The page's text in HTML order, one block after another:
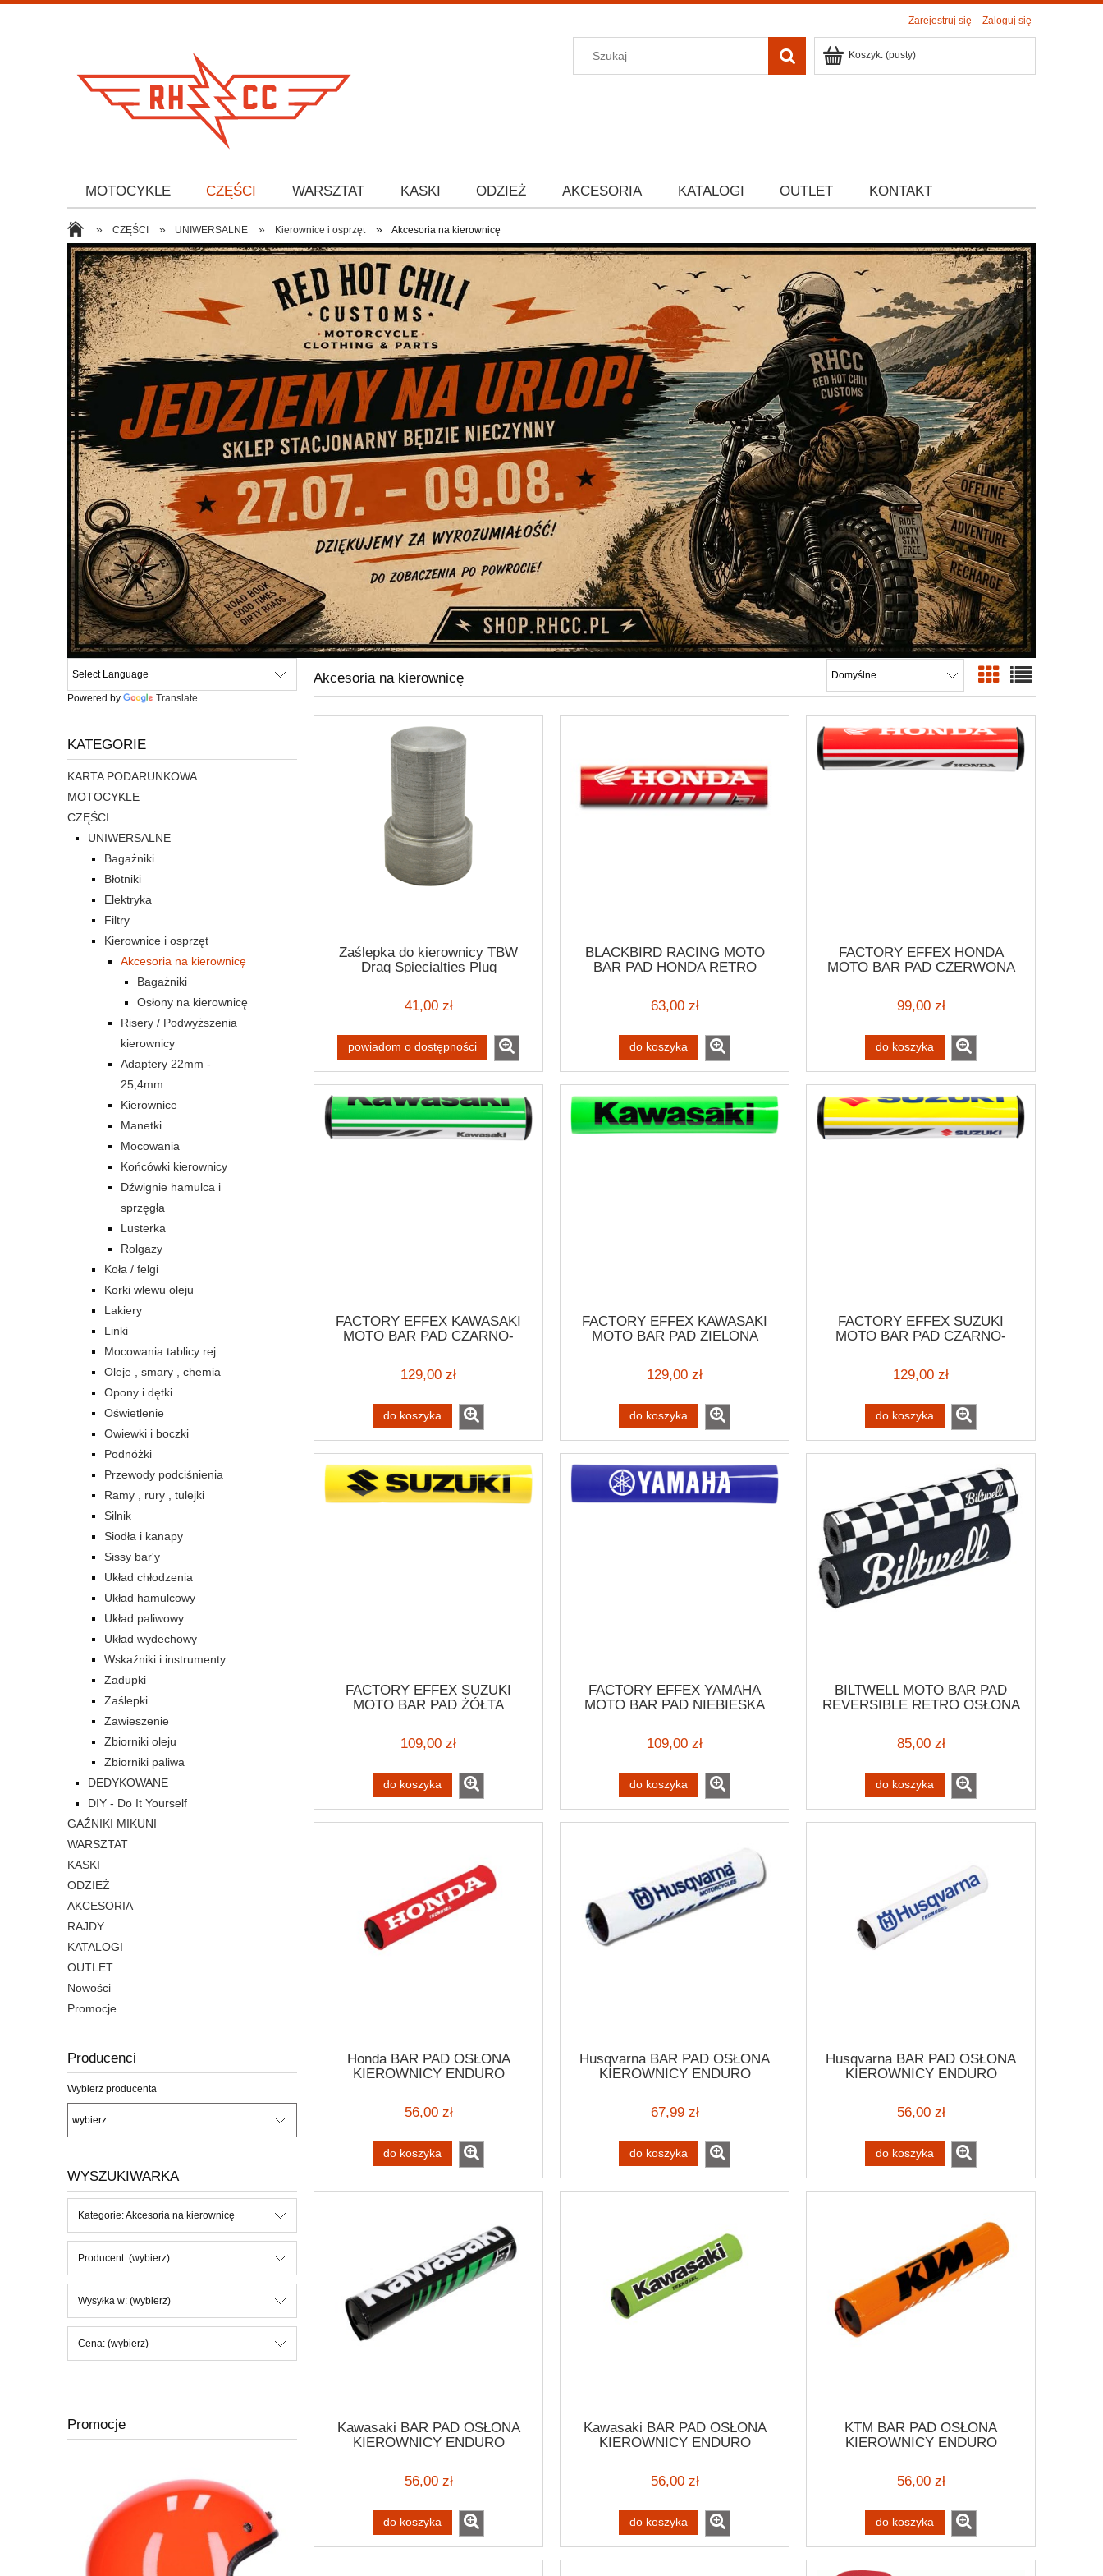
Zarejestruj się Zaloguj się
Koszyk: (pusty)
MOTOCYKLE CZĘŚCI WARSZTAT KASKI ODZIEŻ AKCESORIA KATALOGI OUTLET KONTAKT
» CZĘŚCI » UNIWERSALNE » Kierownice i osprzęt » Akcesoria na kierownicę
Powered by Translate
KATEGORIE
KARTA PODARUNKOWA
MOTOCYKLE
CZĘŚCI
UNIWERSALNE
Bagażniki
Błotniki
Elektryka
Filtry
Kierownice i osprzęt
Akcesoria na kierownicę
Bagażniki
Osłony na kierownicę
Risery / Podwyższenia
kierownicy
Adaptery 22mm -
25,4mm
Kierownice
Manetki
Mocowania
Końcówki kierownicy
Dźwignie hamulca i
sprzęgła
Lusterka
Rolgazy
Koła / felgi
Korki wlewu oleju
Lakiery
Linki
Mocowania tablicy rej.
Oleje , smary , chemia
Opony i dętki
Oświetlenie
Owiewki i boczki
Podnóżki
Przewody podciśnienia
Ramy , rury , tulejki
Silnik
Siodła i kanapy
Sissy bar'y
Układ chłodzenia
Układ hamulcowy
Układ paliwowy
Układ wydechowy
Wskaźniki i instrumenty
Zadupki
Zaślepki
Zawieszenie
Zbiorniki oleju
Zbiorniki paliwa
DEDYKOWANE
DIY - Do It Yourself
GAŹNIKI MIKUNI
WARSZTAT
KASKI
ODZIEŻ
AKCESORIA
RAJDY
KATALOGI
OUTLET
Nowości
Promocje
Producenci
Wybierz producenta
WYSZUKIWARKA
Kategorie: Akcesoria na kierownicę
Producent: (wybierz)
Wysyłka w: (wybierz)
Cena: (wybierz)
Promocje
Akcesoria na kierownicę
Zaślepka do kierownicy TBW
Drag Spiecialties Plug
41,00 zł
powiadom o dostępności
BLACKBIRD RACING MOTO
BAR PAD HONDA RETRO
MOTOCYKLOWEJ ENDURO
SCRAMBLER HONDA
63,00 zł
do koszyka
FACTORY EFFEX HONDA
MOTO BAR PAD CZERWONA
MOTOCYKLOWEJ ENDURO
SCRAMBLER HONDA
99,00 zł
do koszyka
FACTORY EFFEX KAWASAKI
MOTO BAR PAD CZARNO-
KIEROWNICY
MOTOCYKLOWEJ ENDURO
ENDURO
129,00 zł
do koszyka
FACTORY EFFEX KAWASAKI
MOTO BAR PAD ZIELONA
MOTOCYKLOWEJ ENDURO
SCRAMBLER KAWASAKI
129,00 zł
do koszyka
FACTORY EFFEX SUZUKI
MOTO BAR PAD CZARNO-
MOTOCYKLOWEJ ENDURO
SCRAMBLER SUZUKI ENDURO
129,00 zł
do koszyka
FACTORY EFFEX SUZUKI
MOTO BAR PAD ŻÓŁTA
MOTOCYKLOWEJ ENDURO
SCRAMBLER SUZUKI VINTAGE
109,00 zł
do koszyka
FACTORY EFFEX YAMAHA
MOTO BAR PAD NIEBIESKA
MOTOCYKLOWEJ ENDURO
SCRAMBLER YAMAHA VINTAGE
109,00 zł
do koszyka
BILTWELL MOTO BAR PAD
REVERSIBLE RETRO OSŁONA
MOTOCYKLOWEJ W
SZACHOWNICĘ
85,00 zł
do koszyka
Honda BAR PAD OSŁONA
KIEROWNICY ENDURO
56,00 zł
do koszyka
Husqvarna BAR PAD OSŁONA
KIEROWNICY ENDURO
67,99 zł
do koszyka
Husqvarna BAR PAD OSŁONA
KIEROWNICY ENDURO
56,00 zł
do koszyka
Kawasaki BAR PAD OSŁONA
KIEROWNICY ENDURO
56,00 zł
do koszyka
Kawasaki BAR PAD OSŁONA
KIEROWNICY ENDURO
56,00 zł
do koszyka
KTM BAR PAD OSŁONA
KIEROWNICY ENDURO
56,00 zł
do koszyka